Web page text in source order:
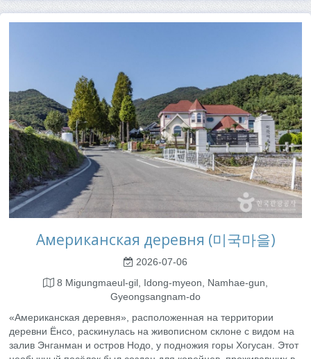
Американская деревня (미국마을)
2026-07-06
8 Migungmaeul-gil, Idong-myeon, Namhae-gun,
Gyeongsangnam-do
«Американская деревня», расположенная на территории
деревни Ёнсо, раскинулась на живописном склоне с видом на
залив Энганман и остров Нодо, у подножия горы Хогусан. Этот